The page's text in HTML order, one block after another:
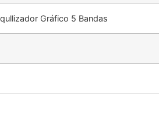
Gráfico 5 Bandas